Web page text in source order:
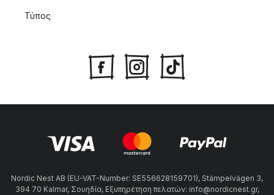
Τύπος
Nordic Nest AB (EU-VAT-Number: SE556628159701), Stämpelvägen 3,
394 70 Kalmar, Σουηδία, Εξυπηρέτηση πελατών: info@nordicnest.gr,